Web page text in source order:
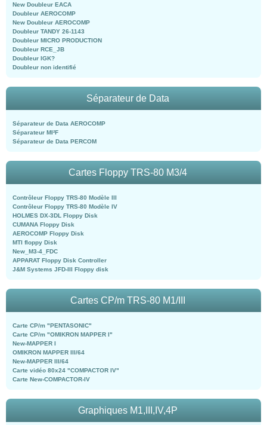
New Doubleur EACA
Doubleur AEROCOMP
New Doubleur AEROCOMP
Doubleur TANDY 26-1143
Doubleur MICRO PRODUCTION
Doubleur RCE_JB
Doubleur IGK?
Doubleur non identifié
Séparateur de Data
Séparateur de Data AEROCOMP
Séparateur MI²F
Séparateur de Data PERCOM
Cartes Floppy TRS-80 M3/4
Contrôleur Floppy TRS-80 Modèle III
Contrôleur Floppy TRS-80 Modèle IV
HOLMES DX-3DL Floppy Disk
CUMANA Floppy Disk
AEROCOMP Floppy Disk
MTI floppy Disk
New_M3-4_FDC
APPARAT Floppy Disk Controller
J&M Systems JFD-III Floppy disk
Cartes CP/m TRS-80 M1/III
Carte CP/m "PENTASONIC"
Carte CP/m "OMIKRON MAPPER I"
New-MAPPER I
OMIKRON MAPPER III/64
New-MAPPER III/64
Carte vidéo 80x24 "COMPACTOR IV"
Carte New-COMPACTOR-IV
Graphiques M1,III,IV,4P